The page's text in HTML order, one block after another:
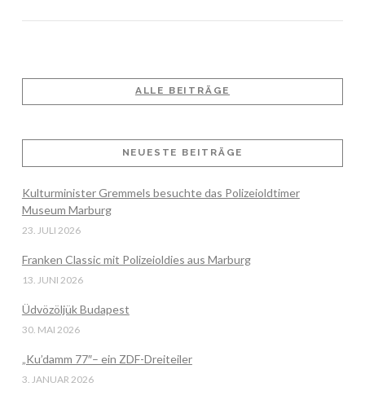
ALLE BEITRÄGE
NEUESTE BEITRÄGE
Kulturminister Gremmels besuchte das Polizeioldtimer
Museum Marburg
23. JULI 2026
Franken Classic mit Polizeioldies aus Marburg
13. JUNI 2026
Üdvözöljük Budapest
30. MAI 2026
„Ku’damm 77″– ein ZDF-Dreiteiler
3. JANUAR 2026